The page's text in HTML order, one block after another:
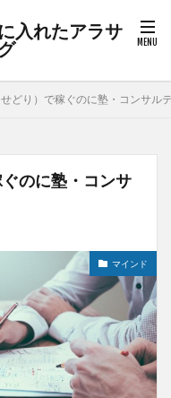
入れたアラサ
どり）で稼ぐのに塾・コンサル
のに塾・コンサ
マインド